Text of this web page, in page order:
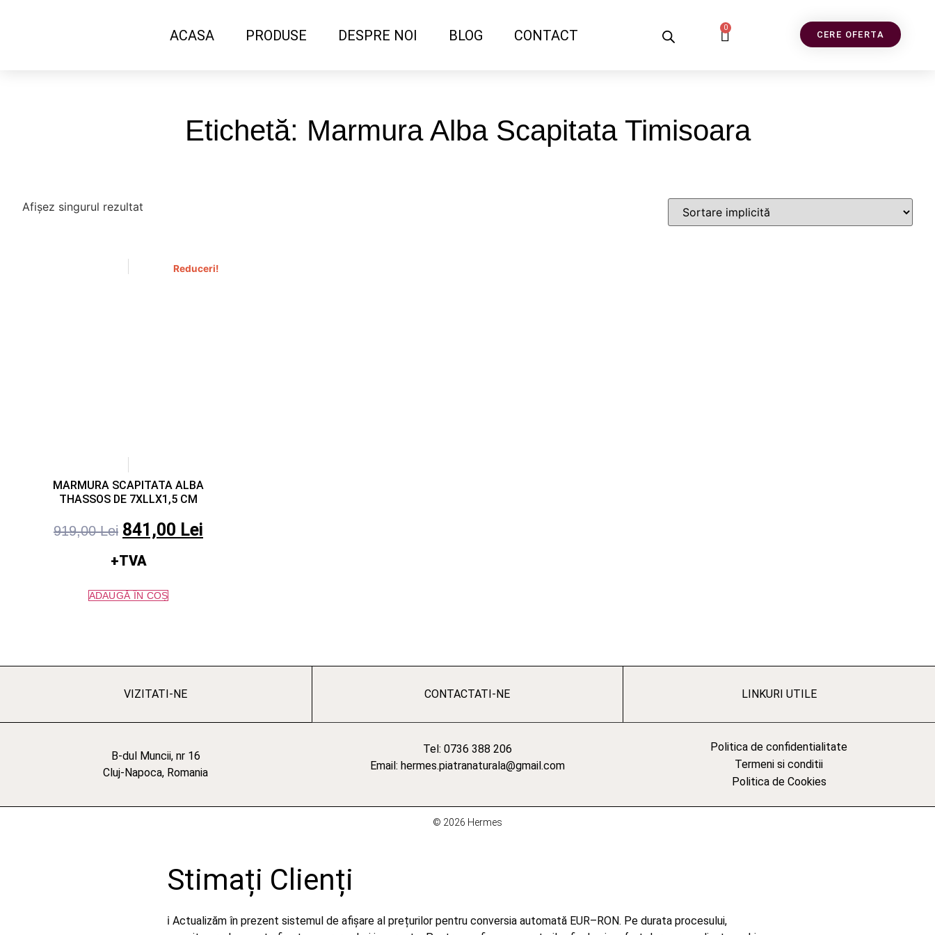
ACASA PRODUSE DESPRE NOI BLOG CONTACT 0
CERE OFERTA
Etichetă: Marmura Alba Scapitata Timisoara
Afișez singurul rezultat
Reduceri!
MARMURA SCAPITATA ALBA
THASSOS DE 7XLLX1,5 CM
919,00Lei 841,00 Lei
+TVA
ADAUGĂ ÎN COȘ
VIZITATI-NE
B-dul Muncii, nr 16
Cluj-Napoca, Romania
CONTACTATI-NE
Tel: 0736 388 206
Email: hermes.piatranaturala@gmail.com
LINKURI UTILE
Politica de confidentialitate
Termeni si conditii
Politica de Cookies
© 2026 Hermes
Stimați Clienți
ℹ️ Actualizăm în prezent sistemul de afișare al prețurilor pentru conversia automată EUR–RON. Pe durata procesului,